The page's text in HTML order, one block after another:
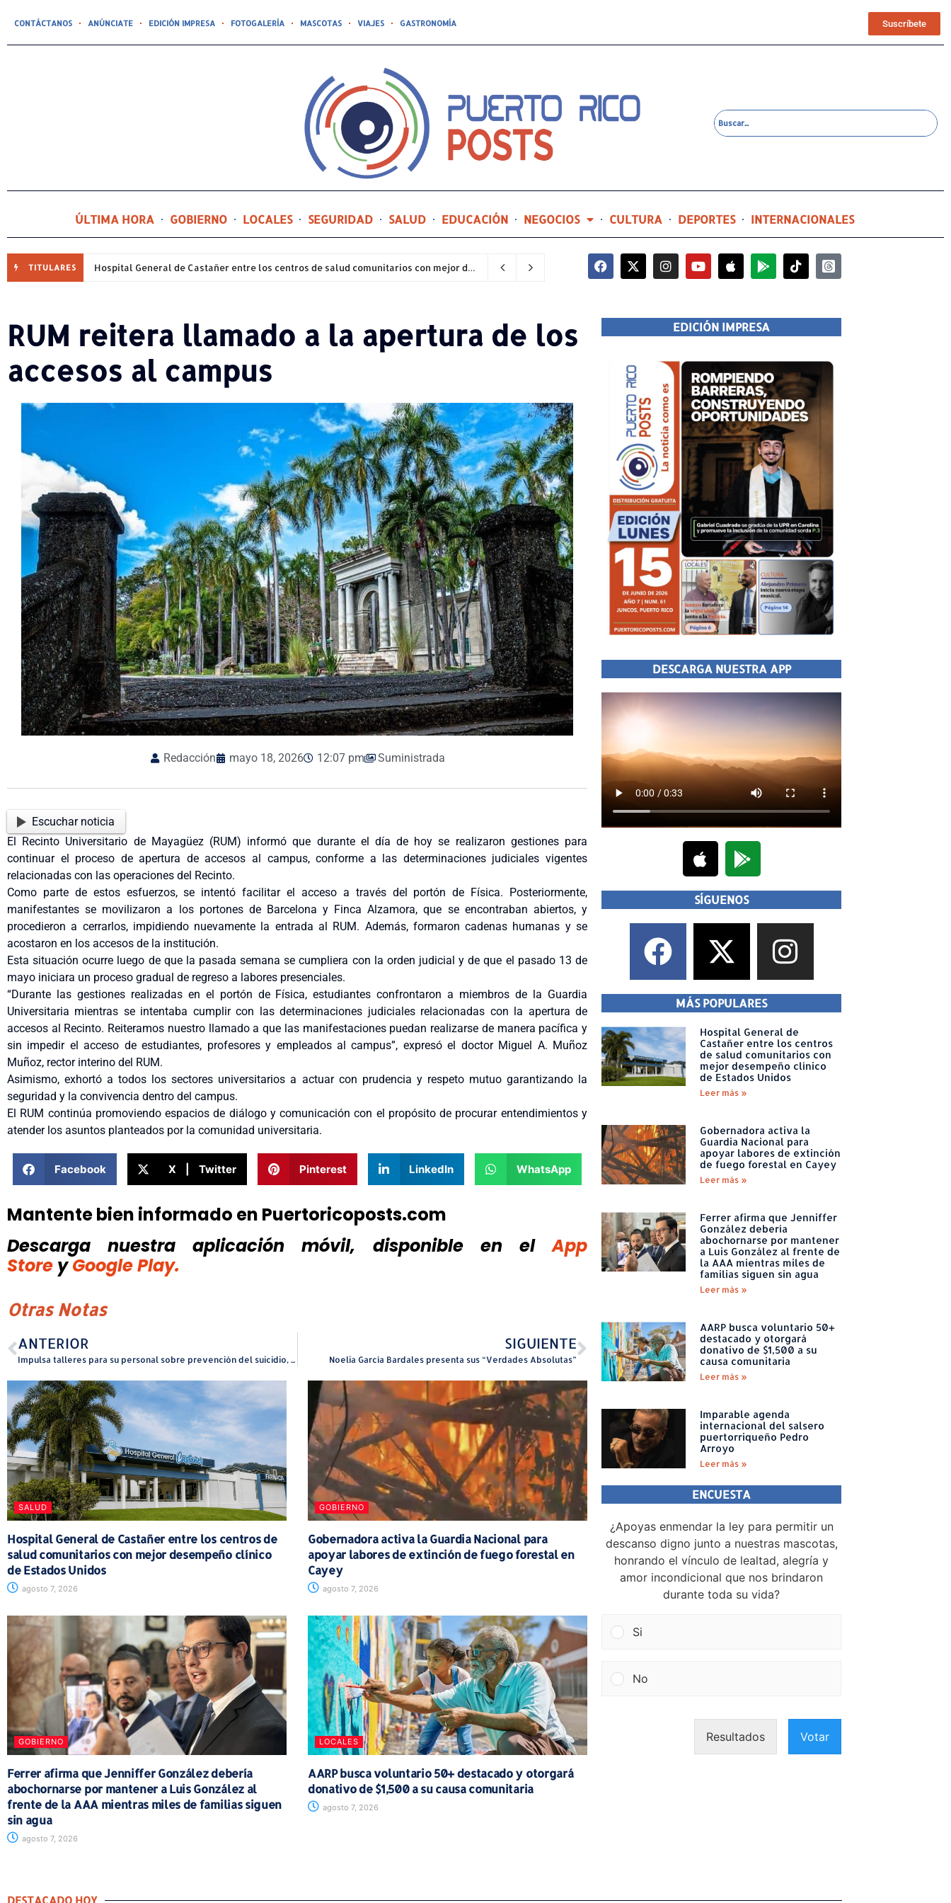
CONTÁCTANOS ANÚNCIATE EDICIÓN IMPRESA FOTOGALERÍA MASCOTAS VIAJES GASTRONOMÍA Suscríbete
ÚLTIMA HORA GOBIERNO LOCALES SEGURIDAD SALUD EDUCACIÓN NEGOCIOS CULTURA DEPORTES INTERNACIONALES
TITULARES Hospital General de Castañer entre los centros de salud comunitarios con mejor desempeño clínico de Estados Unidos 2 días ago
RUM reitera llamado a la apertura de los
accesos al campus
Redacción mayo 18, 2026 12:07 pm Suministrada
Escuchar noticia
El Recinto Universitario de Mayagüez (RUM) informó que durante el día de hoy se realizaron gestiones para
continuar el proceso de apertura de accesos al campus, conforme a las determinaciones judiciales vigentes
relacionadas con las operaciones del Recinto.
Como parte de estos esfuerzos, se intentó facilitar el acceso a través del portón de Física. Posteriormente,
manifestantes se movilizaron a los portones de Barcelona y Finca Alzamora, que se encontraban abiertos, y
procedieron a cerrarlos, impidiendo nuevamente la entrada al RUM. Además, formaron cadenas humanas y se
acostaron en los accesos de la institución.
Esta situación ocurre luego de que la pasada semana se cumpliera con la orden judicial y de que el pasado 13 de
mayo iniciara un proceso gradual de regreso a labores presenciales.
“Durante las gestiones realizadas en el portón de Física, estudiantes confrontaron a miembros de la Guardia
Universitaria mientras se intentaba cumplir con las determinaciones judiciales relacionadas con la apertura de
accesos al Recinto. Reiteramos nuestro llamado a que las manifestaciones puedan realizarse de manera pacífica y
sin impedir el acceso de estudiantes, profesores y empleados al campus”, expresó el doctor Miguel A. Muñoz
Muñoz, rector interino del RUM.
Asimismo, exhortó a todos los sectores universitarios a actuar con prudencia y respeto mutuo garantizando la
seguridad y la convivencia dentro del campus.
El RUM continúa promoviendo espacios de diálogo y comunicación con el propósito de procurar entendimientos y
atender los asuntos planteados por la comunidad universitaria.
Facebook X | Twitter Pinterest LinkedIn WhatsApp
Mantente bien informado en Puertoricoposts.com
Descarga nuestra aplicación móvil, disponible
en el
App
Store y Google Play.
Otras Notas
ANTERIOR
Impulsa talleres para su personal sobre prevención del suicidio, balance emocional y autocuidado
SIGUIENTE
Noelia García Bardales presenta sus “Verdades Absolutas”
SALUD
Hospital General de Castañer entre los centros de
salud comunitarios con mejor desempeño clínico
de Estados Unidos
agosto 7, 2026
GOBIERNO
Gobernadora activa la Guardia Nacional para
apoyar labores de extinción de fuego forestal en
Cayey
agosto 7, 2026
GOBIERNO
Ferrer afirma que Jenniffer González debería
abochornarse por mantener a Luis González al
frente de la AAA mientras miles de familias siguen
sin agua
agosto 7, 2026
LOCALES
AARP busca voluntario 50+ destacado y otorgará
donativo de $1,500 a su causa comunitaria
agosto 7, 2026
EDICIÓN IMPRESA
DESCARGA NUESTRA APP
SÍGUENOS
MÁS POPULARES
Hospital General de
Castañer entre los centros
de salud comunitarios con
mejor desempeño clínico
de Estados Unidos
Leer más »
Gobernadora activa la
Guardia Nacional para
apoyar labores de extinción
de fuego forestal en Cayey
Leer más »
Ferrer afirma que Jenniffer
González debería
abochornarse por mantener
a Luis González al frente de
la AAA mientras miles de
familias siguen sin agua
Leer más »
AARP busca voluntario 50+
destacado y otorgará
donativo de $1,500 a su
causa comunitaria
Leer más »
Imparable agenda
internacional del salsero
puertorriqueño Pedro
Arroyo
Leer más »
ENCUESTA
¿Apoyas enmendar la ley para permitir un
descanso digno junto a nuestras mascotas,
honrando el vínculo de lealtad, alegría y
amor incondicional que nos brindaron
durante toda su vida?
Si
No
Resultados Votar